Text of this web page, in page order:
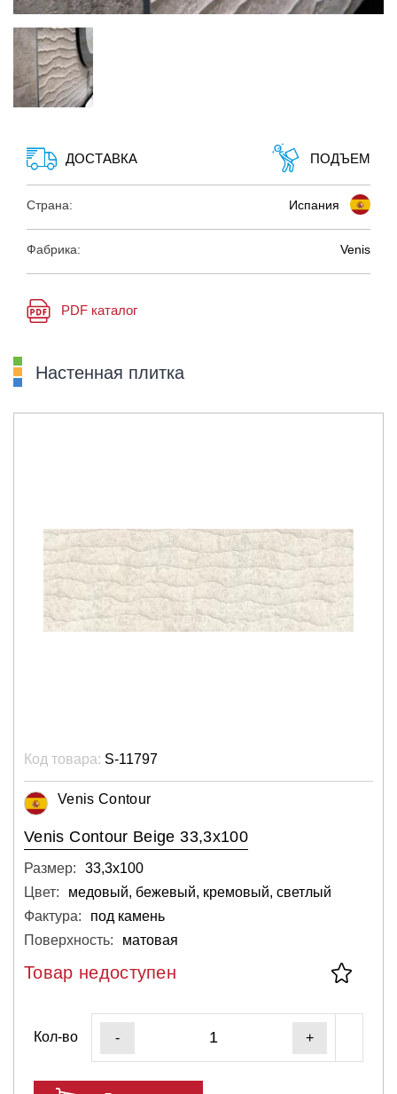
ДОСТАВКА ПОДЪЕМ
Страна: Испания
Фабрика: Venis
PDF каталог
Настенная плитка
Код товара: S-11797
Venis Contour
Venis Contour Beige 33,3x100
Размер:
33,3х100
Цвет:
медовый, бежевый, кремовый, светлый
Фактура:
под камень
Поверхность:
матовая
Товар недоступен
Кол-во - +